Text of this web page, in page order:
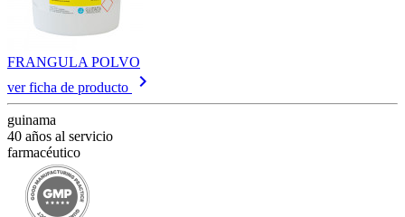
FRANGULA POLVO
ver ficha de producto
keyboard_arrow_right
guinama
40 años al servicio
farmacéutico